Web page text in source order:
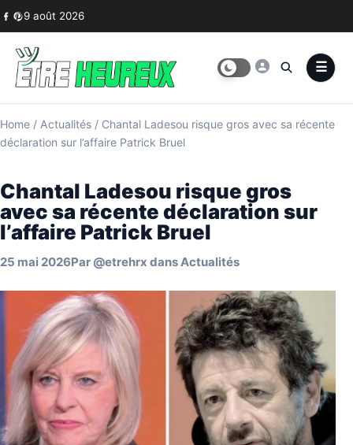
Skip to content
9 août 2026
Home / Actualités / Chantal Ladesou risque gros avec sa récente
déclaration sur l’affaire Patrick Bruel
Chantal Ladesou risque gros
avec sa récente déclaration sur
l’affaire Patrick Bruel
25 mai 2026Par @etrehrx dansActualités